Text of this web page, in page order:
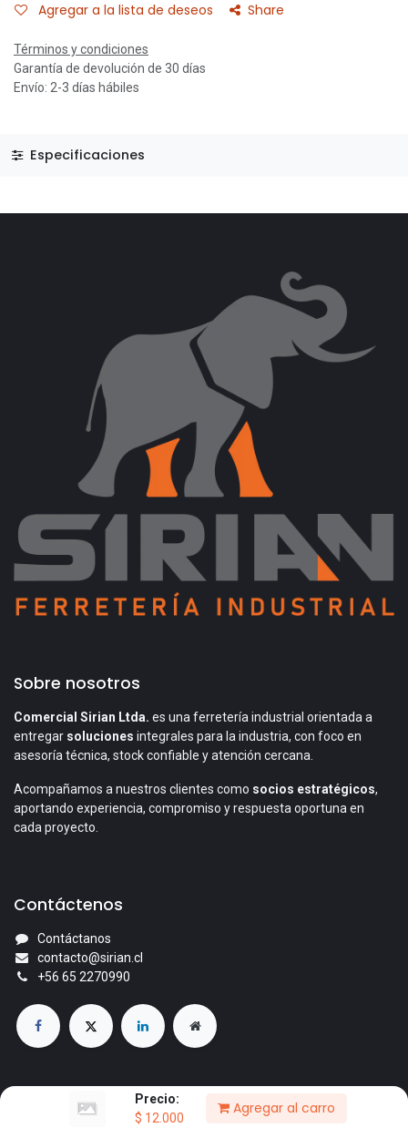
Precio:
$ 12.000
Agregar al carro
Agregar a la lista de deseos Share
Términos y condiciones
Garantía de devolución de 30 días
Envío: 2-3 días hábiles
Especificaciones
Sobre nosotros
Comercial Sirian Ltda. es una ferretería industrial orientada a
entregar soluciones integrales para la industria, con foco en
asesoría técnica, stock confiable y atención cercana.
Acompañamos a nuestros clientes como socios estratégicos,
aportando experiencia, compromiso y respuesta oportuna en
cada proyecto.
Contáctenos
Contáctanos
contacto@sirian.cl
+56 65 2270990
© 2026 Comercial Sirian Ltda. Todos los derechos reservados.